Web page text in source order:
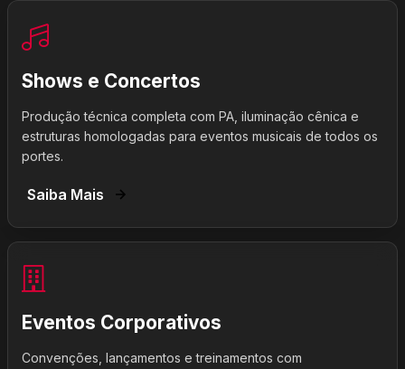
Shows e Concertos
Produção técnica completa com PA, iluminação cênica e
estruturas homologadas para eventos musicais de todos os
portes.
Saiba Mais
Eventos Corporativos
Convenções, lançamentos e treinamentos com